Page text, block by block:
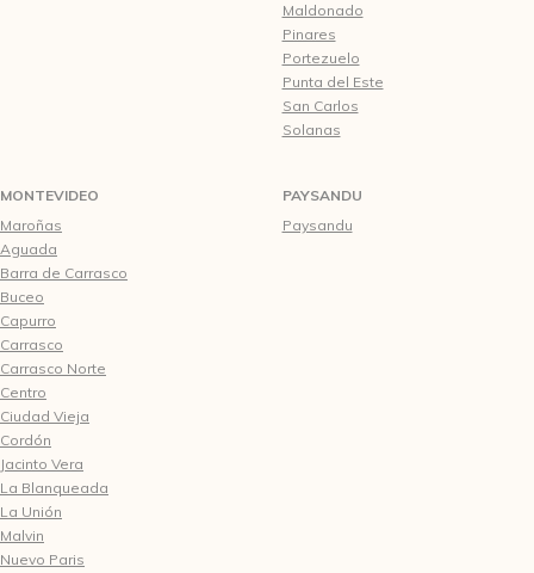
Maldonado
Pinares
Portezuelo
Punta del Este
San Carlos
Solanas
MONTEVIDEO
Maroñas
Aguada
Barra de Carrasco
Buceo
Capurro
Carrasco
Carrasco Norte
Centro
Ciudad Vieja
Cordón
Jacinto Vera
La Blanqueada
La Unión
Malvin
Nuevo Paris
PAYSANDU
Paysandu